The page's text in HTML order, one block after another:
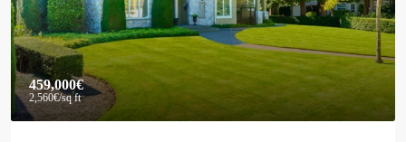
590,000€
3,500€/sq ft